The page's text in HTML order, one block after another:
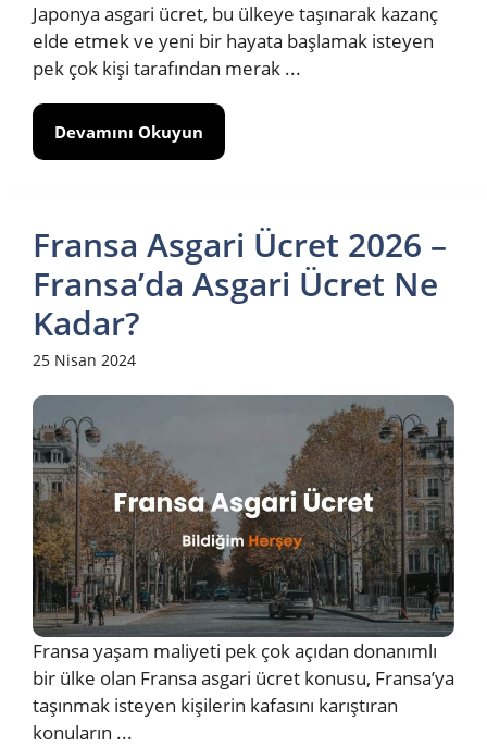
Japonya asgari ücret, bu ülkeye taşınarak kazanç
elde etmek ve yeni bir hayata başlamak isteyen
pek çok kişi tarafından merak ...
Devamını Okuyun
Fransa Asgari Ücret 2026 –
Fransa’da Asgari Ücret Ne
Kadar?
25 Nisan 2024
Fransa yaşam maliyeti pek çok açıdan donanımlı
bir ülke olan Fransa asgari ücret konusu, Fransa’ya
taşınmak isteyen kişilerin kafasını karıştıran
konuların ...